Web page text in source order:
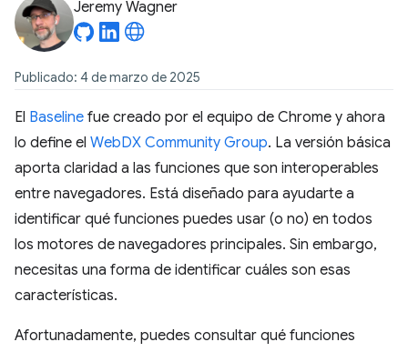
Jeremy Wagner
Publicado: 4 de marzo de 2025
El Baseline fue creado por el equipo de Chrome y ahora
lo define el WebDX Community Group. La versión básica
aporta claridad a las funciones que son interoperables
entre navegadores. Está diseñado para ayudarte a
identificar qué funciones puedes usar (o no) en todos
los motores de navegadores principales. Sin embargo,
necesitas una forma de identificar cuáles son esas
características.
Afortunadamente, puedes consultar qué funciones